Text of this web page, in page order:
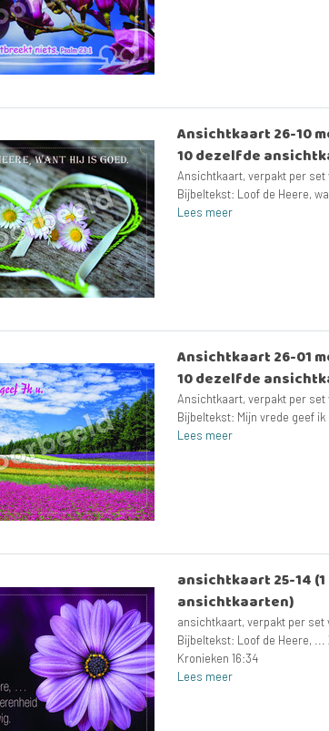
Ansichtkaart 26-10
10 dezelfde
Ansichtkaart, verpakt per set
Bijbeltekst: Loof de Heere,
Lees meer
Ansichtkaart 26-01
10 dezelfde
Ansichtkaart, verpakt per set
Bijbeltekst: Mijn vrede geef ik
Lees meer
ansichtkaart 25-14
ansichtkaarten)
ansichtkaart, verpakt per set
Bijbeltekst: Loof de Heere,
Kronieken 16:34
Lees meer